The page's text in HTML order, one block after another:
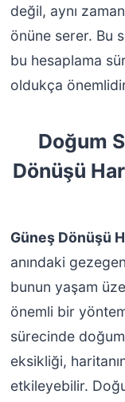
değil, aynı
önüne serer. Bu
bu hesaplama
oldukça
Doğum
Dönüşü
Güneş Dönüşü
anındaki
bunun yaşam
önemli bir
sürecinde
eksikliği,
etkileyebilir.